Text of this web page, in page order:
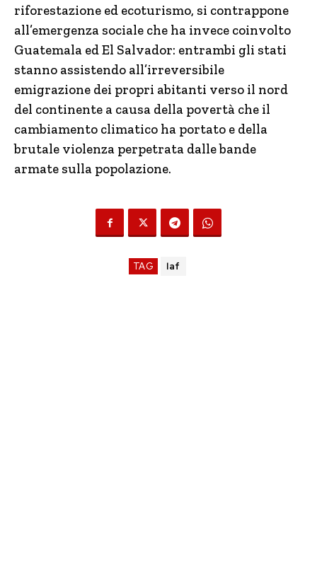
riforestazione ed ecoturismo, si contrappone
all’emergenza sociale che ha invece coinvolto
Guatemala ed El Salvador: entrambi gli stati
stanno assistendo all’irreversibile
emigrazione dei propri abitanti verso il nord
del continente a causa della povertà che il
cambiamento climatico ha portato e della
brutale violenza perpetrata dalle bande
armate sulla popolazione.
TAG laf